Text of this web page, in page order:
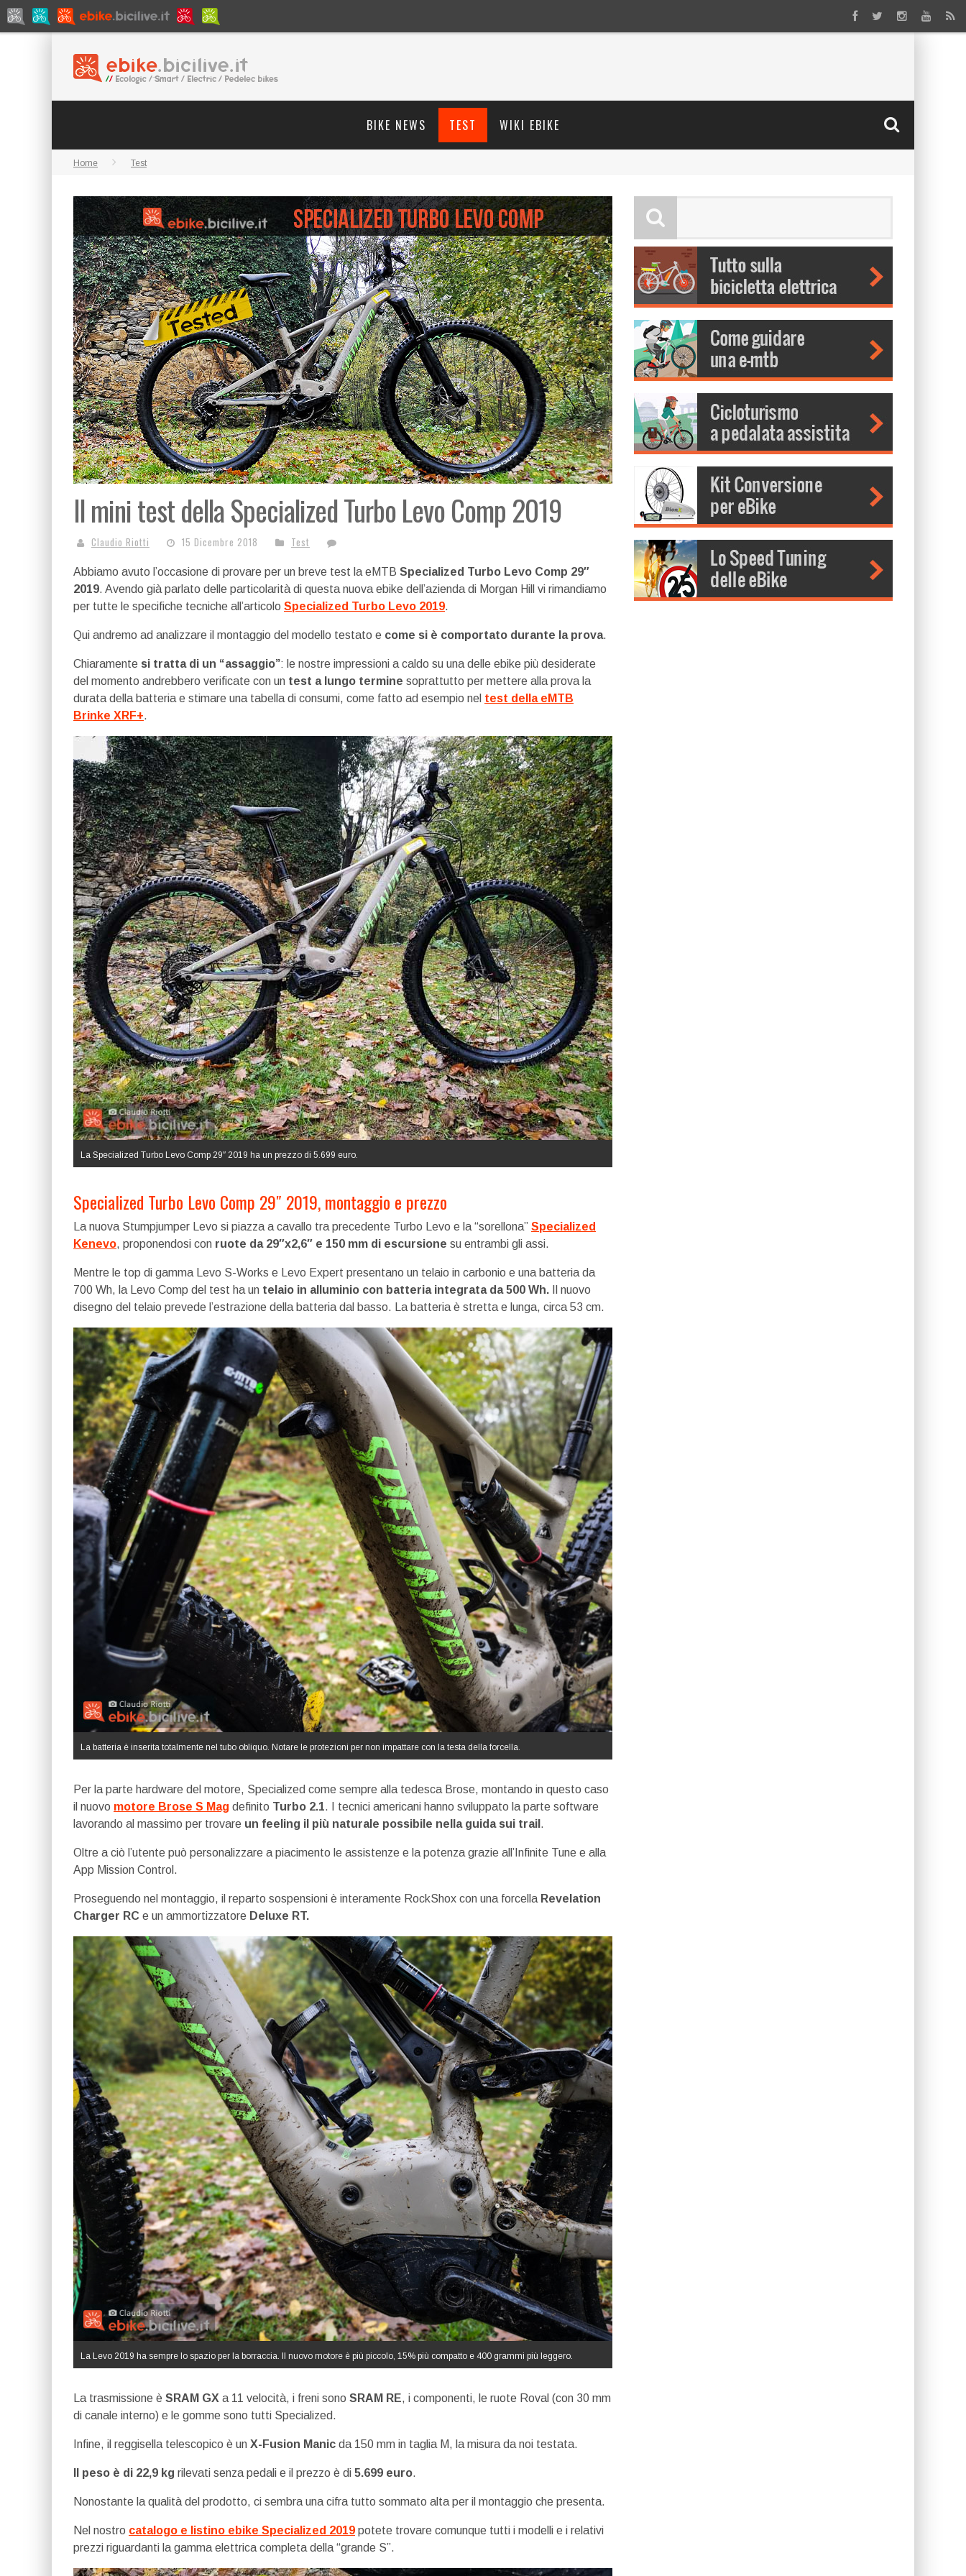
BIKE NEWS TEST WIKI EBIKE
Home Test
Il mini test della Specialized Turbo Levo Comp 2019
Claudio Riotti 15 Dicembre 2018 Test
Abbiamo avuto l’occasione di provare per un breve test la eMTB Specialized Turbo Levo Comp 29″
2019. Avendo già parlato delle particolarità di questa nuova ebike dell’azienda di Morgan Hill vi rimandiamo
per tutte le specifiche tecniche all’articolo Specialized Turbo Levo 2019.
Qui andremo ad analizzare il montaggio del modello testato e come si è comportato durante la prova.
Chiaramente si tratta di un “assaggio”: le nostre impressioni a caldo su una delle ebike più desiderate
del momento andrebbero verificate con un test a lungo termine soprattutto per mettere alla prova la
durata della batteria e stimare una tabella di consumi, come fatto ad esempio nel test della eMTB
Brinke XRF+.
La Specialized Turbo Levo Comp 29″ 2019 ha un prezzo di 5.699 euro.
Specialized Turbo Levo Comp 29″ 2019, montaggio e prezzo
La nuova Stumpjumper Levo si piazza a cavallo tra precedente Turbo Levo e la “sorellona” Specialized
Kenevo, proponendosi con ruote da 29″x2,6″ e 150 mm di escursione su entrambi gli assi.
Mentre le top di gamma Levo S-Works e Levo Expert presentano un telaio in carbonio e una batteria da
700 Wh, la Levo Comp del test ha un telaio in alluminio con batteria integrata da 500 Wh.
Il nuovo
disegno del telaio prevede l’estrazione della batteria dal basso. La batteria è stretta e lunga, circa 53 cm.
La batteria è inserita totalmente nel tubo obliquo. Notare le protezioni per non impattare con la testa della forcella.
Per la parte hardware del motore, Specialized come sempre alla tedesca Brose, montando in questo caso
il nuovo motore Brose S Mag definito Turbo 2.1. I tecnici americani hanno sviluppato la parte software
lavorando al massimo per trovare un feeling il più naturale possibile nella guida sui trail .
Oltre a ciò l’utente può personalizzare a piacimento le assistenze e la potenza grazie all’Infinite Tune e alla
App Mission Control.
Proseguendo nel montaggio, il reparto sospensioni è interamente RockShox con una forcella Revelation
Charger RC e un ammortizzatore Deluxe RT.
La Levo 2019 ha sempre lo spazio per la borraccia. Il nuovo motore è più piccolo, 15% più compatto e 400 grammi più leggero.
La trasmissione è SRAM GX a 11 velocità, i freni sono SRAM RE, i componenti, le ruote Roval (con 30 mm
di canale interno) e le gomme sono tutti Specialized.
Infine, il reggisella telescopico è un X-Fusion Manic da 150 mm in taglia M, la misura da noi testata.
Il peso è di 22,9 kg rilevati senza pedali e il prezzo è di 5.699 euro.
Nonostante la qualità del prodotto, ci sembra una cifra tutto sommato alta per il montaggio che presenta.
Nel nostro catalogo e listino ebike Specialized 2019 potete trovare comunque tutti i modelli e i relativi
prezzi riguardanti la gamma elettrica completa della “grande S”.